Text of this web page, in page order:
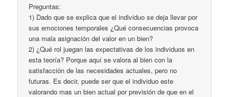
Preguntas:
1) Dado que se explica que el individuo se deja llevar por
sus emociones temporales ¿Qué consecuencias provoca
una mala asignación del valor en un bien?
2) ¿Qué rol juegan las expectativas de los individuos en
esta teoría? Porque aquí se valora al bien con la
satisfacción de las necesidades actuales, pero no
futuras. Es decir, puede ser que el individuo este
valorando mas un bien actual por previsión de que en el